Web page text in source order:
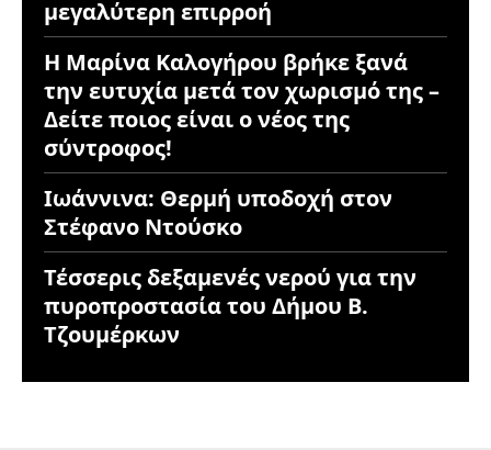
μεγαλύτερη επιρροή
Η Μαρίνα Καλογήρου βρήκε ξανά
την ευτυχία μετά τον χωρισμό της –
Δείτε ποιος είναι ο νέος της
σύντροφος!
Ιωάννινα: Θερμή υποδοχή στον
Στέφανο Ντούσκο
Τέσσερις δεξαμενές νερού για την
πυροπροστασία του Δήμου Β.
Τζουμέρκων